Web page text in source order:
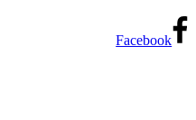
Facebook